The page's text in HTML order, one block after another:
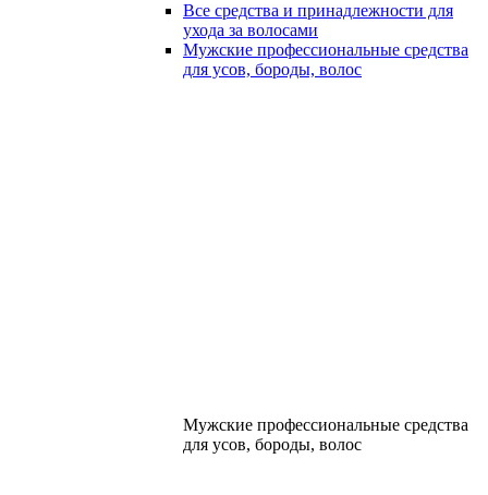
Все средства и принадлежности для
ухода за волосами
Мужские профессиональные средства
для усов, бороды, волос
Мужские профессиональные средства
для усов, бороды, волос